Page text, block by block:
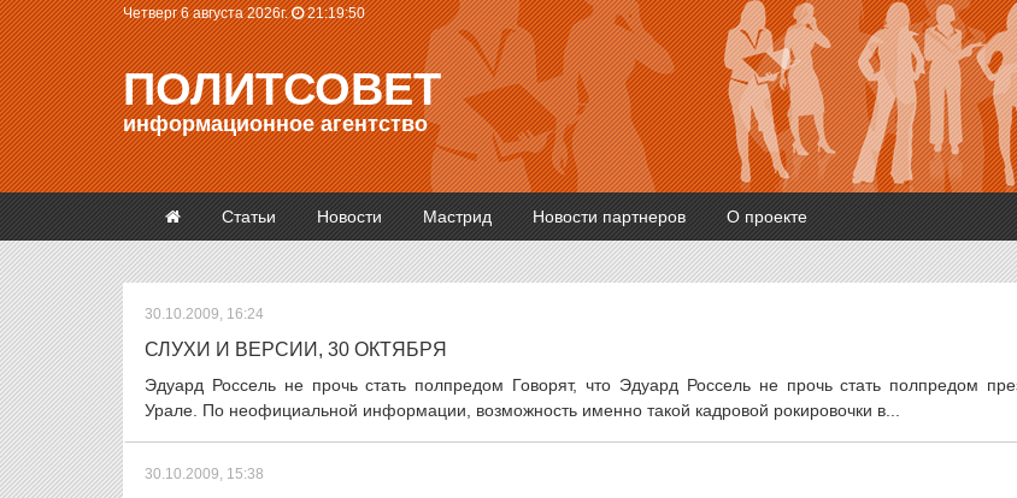
Четверг 6 августа 2026г. 21:19:51
ПОЛИТСОВЕТ
информационное агентство
Статьи Новости Мастрид Новости партнеров О проекте
30.10.2009, 16:24
СЛУХИ И ВЕРСИИ, 30 ОКТЯБРЯ
Эдуард Россель не прочь стать полпредом Говорят, что Эдуард Россель не прочь стать полпредом
Урале. По неофициальной информации, возможность именно такой кадровой рокировочки в...
30.10.2009, 15:38